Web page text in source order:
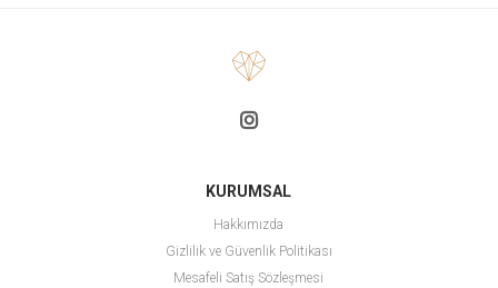
KURUMSAL
Hakkımızda
Gizlilik ve Güvenlik Politikası
Mesafeli Satış Sözleşmesi